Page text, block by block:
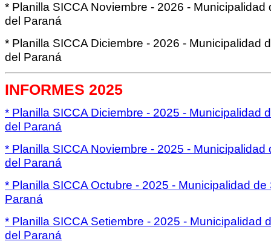
* Planilla SICCA Noviembre - 2026 - Municipalidad
del Paraná
* Planilla SICCA Diciembre - 2026 - Municipalidad
del Paraná
INFORMES 2025
* Planilla SICCA Diciembre - 2025 - Municipalidad
del Paraná
* Planilla SICCA Noviembre - 2025 - Municipalidad
del Paraná
* Planilla SICCA Octubre - 2025 - Municipalidad de
Paraná
* Planilla SICCA Setiembre - 2025 - Municipalidad
del Paraná